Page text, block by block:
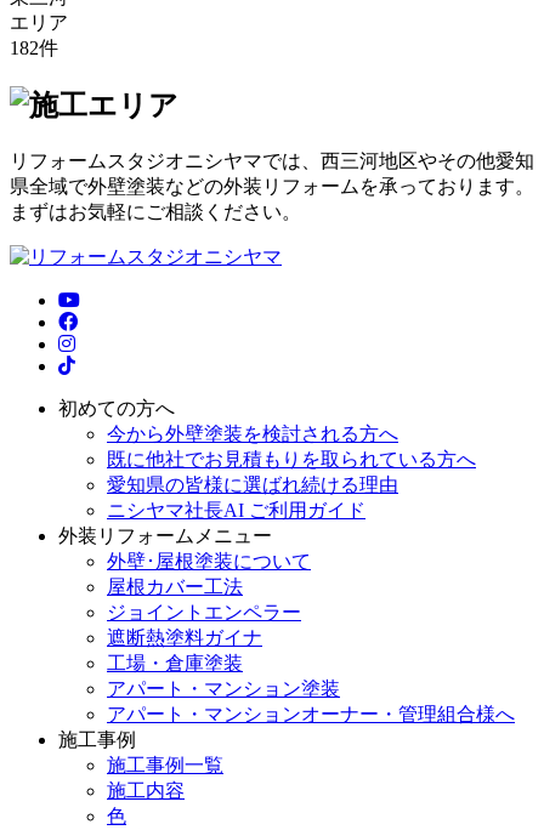
エリア
182件
リフォームスタジオニシヤマでは、西三河地区やその他愛知
県全域で外壁塗装などの外装リフォームを承っております。
まずはお気軽にご相談ください。
初めての方へ
今から外壁塗装を検討される方へ
既に他社でお見積もりを取られている方へ
愛知県の皆様に選ばれ続ける理由
ニシヤマ社長AI ご利用ガイド
外装リフォームメニュー
外壁･屋根塗装について
屋根カバー工法
ジョイントエンペラー
遮断熱塗料ガイナ
工場・倉庫塗装
アパート・マンション塗装
アパート・マンションオーナー・管理組合様へ
施工事例
施工事例一覧
施工内容
色